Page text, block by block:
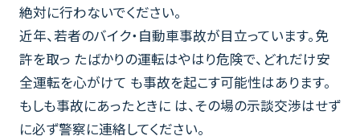
絶対に行わないでください。
近年、若者のバイク・自動車事故が目立っています。免
許を取っ たばかりの運転はやはり危険で、どれだけ安
全運転を心がけて も事故を起こす可能性はあります。
もしも事故にあったときに は、その場の示談交渉はせず
に必ず警察に連絡してください。